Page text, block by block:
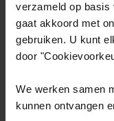
verzameld op basis
gaat akkoord met
gebruiken. U kunt
door
We werken samen
kunnen ontvangen
Barneveld